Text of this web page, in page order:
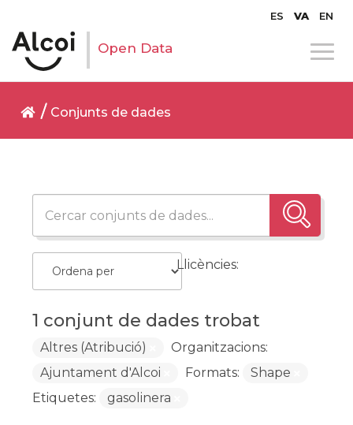
ES VA EN
Open Data
Conjunts de dades
1 conjunt de dades trobat
Llicències:
Altres (Atribució)
Organitzacions:
Ajuntament d'Alcoi
Formats:
Shape
Etiquetes:
gasolinera